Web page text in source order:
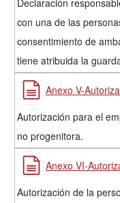
Declaración
con una de las
consentimiento de
tiene atribuida la
Anexo V-
Autorización para el
no progenitora.
Anexo VI-
Autorización de la